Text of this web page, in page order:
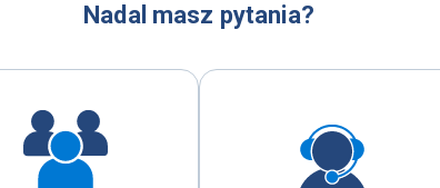
Nadal masz pytania?